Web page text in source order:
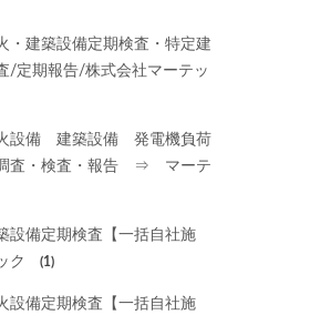
建築設備定期検査・特定建
/定期報告/株式会社マーテッ
設備 建築設備 発電機負荷
査・検査・報告 ⇒ マーテ
設備定期検査【一括自社施
ク
(1)
設備定期検査【一括自社施